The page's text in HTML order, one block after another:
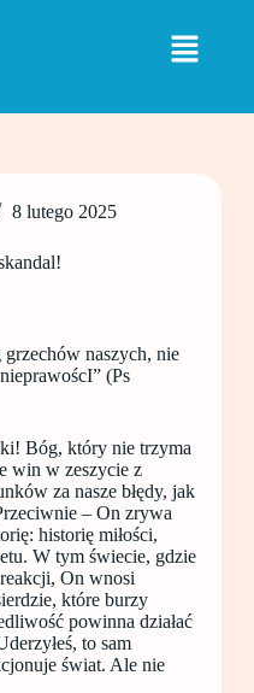
8 lutego 2025
grzechów naszych, nie
(Ps
Bóg, który nie trzyma
win w zeszycie z
za nasze błędy, jak
– On zrywa
historię miłości,
W tym świecie, gdzie
On wnosi
które burzy
powinna działać
to sam
świat. Ale nie